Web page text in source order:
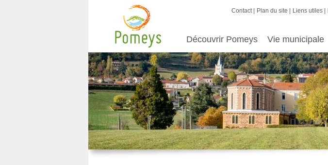
Contact Plan du site Liens utiles
Découvrir Pomeys Vie municipale